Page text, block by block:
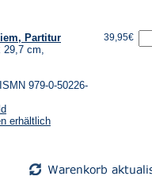
Partitur
29,7 cm,
979-0-50226-
erhältlich
39,95€